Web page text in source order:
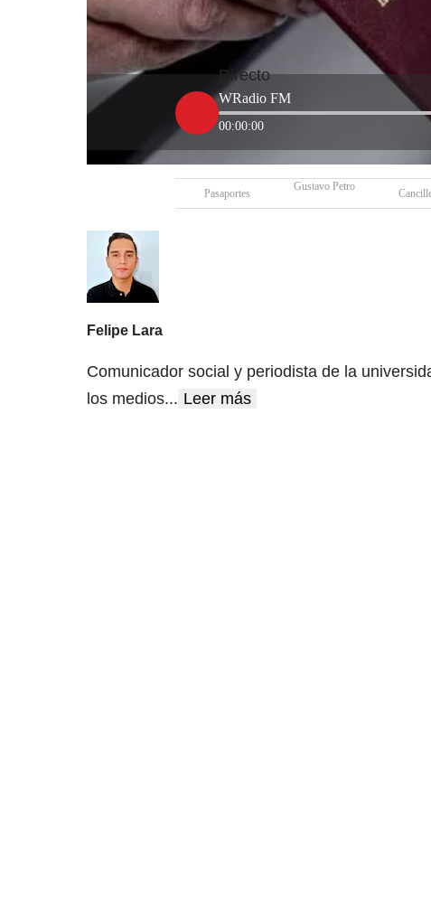
Directo
WRadio FM
00:00:00
Pasaportes
Gustavo Petro
Felipe Lara
Comunicador social y periodista de la
los medios... Leer más